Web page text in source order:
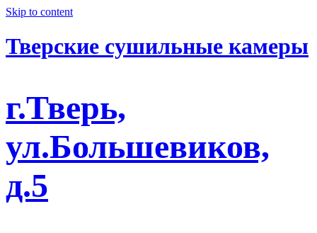
Skip to content
Тверские сушильные камеры
г.Тверь,
ул.Большевиков,
д.5